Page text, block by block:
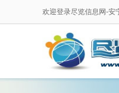
欢迎登录尽览信息网-安